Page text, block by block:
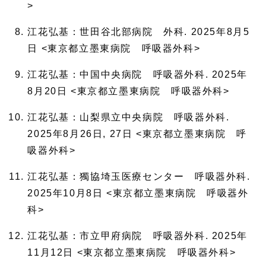
>
江花弘基：世田谷北部病院 外科. 2025年8月5
日 <東京都立墨東病院 呼吸器外科>
江花弘基：中国中央病院 呼吸器外科. 2025年
8月20日 <東京都立墨東病院 呼吸器外科>
江花弘基：山梨県立中央病院 呼吸器外科.
2025年8月26日, 27日 <東京都立墨東病院 呼
吸器外科>
江花弘基：獨協埼玉医療センター 呼吸器外科.
2025年10月8日 <東京都立墨東病院 呼吸器外
科>
江花弘基：市立甲府病院 呼吸器外科. 2025年
11月12日 <東京都立墨東病院 呼吸器外科>